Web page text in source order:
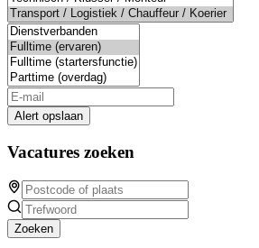
Alert opslaan
Vacatures zoeken
Zoeken